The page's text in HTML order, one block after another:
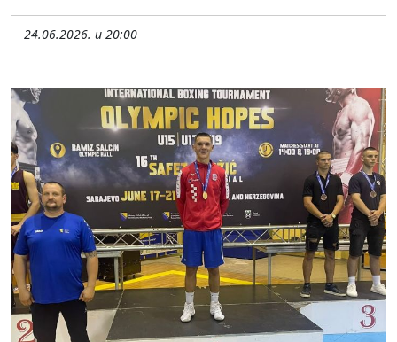
24.06.2026. u 20:00